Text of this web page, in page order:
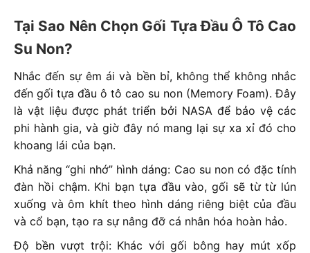
Tại Sao Nên Chọn Gối Tựa Đầu Ô Tô Cao
Su Non?
Nhắc đến sự êm ái và bền bỉ, không thể không nhắc
đến gối tựa đầu ô tô cao su non (Memory Foam). Đây
là vật liệu được phát triển bởi NASA để bảo vệ các
phi hành gia, và giờ đây nó mang lại sự xa xỉ đó cho
khoang lái của bạn.
Khả năng “ghi nhớ” hình dáng: Cao su non có đặc tính
đàn hồi chậm. Khi bạn tựa đầu vào, gối sẽ từ từ lún
xuống và ôm khít theo hình dáng riêng biệt của đầu
và cổ bạn, tạo ra sự nâng đỡ cá nhân hóa hoàn hảo.
Độ bền vượt trội: Khác với gối bông hay mút xốp